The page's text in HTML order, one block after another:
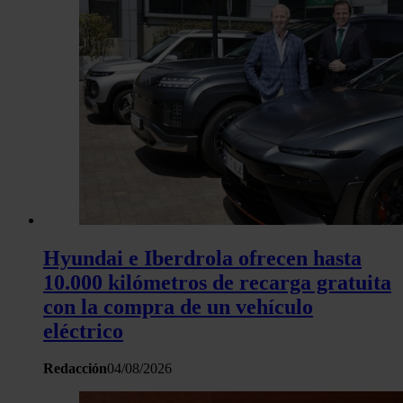
Hyundai e Iberdrola ofrecen hasta
10.000 kilómetros de recarga gratuita
con la compra de un vehículo
eléctrico
Redacción04/08/2026